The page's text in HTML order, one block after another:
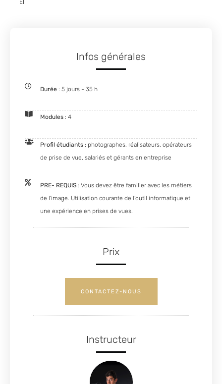
Infos générales
Durée: 5 jours - 35 h
Modules: 4
Profil étudiants: photographes, réalisateurs, opérateurs
de prise de vue, salariés et gérants en entreprise
PRE- REQUIS: Vous devez être familier avec les métiers
de l'image. Utilisation courante de l’outil informatique et
une expérience en prises de vues.
Prix
CONTACTEZ-NOUS
Instructeur